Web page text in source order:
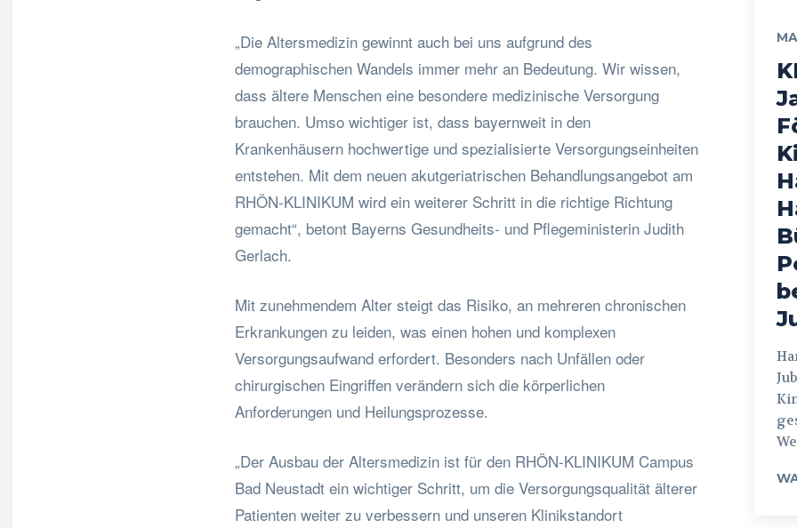
„Die Altersmedizin gewinnt auch bei uns aufgrund des
demographischen Wandels immer mehr an Bedeutung. Wir wissen,
dass ältere Menschen eine besondere medizinische Versorgung
brauchen. Umso wichtiger ist, dass bayernweit in den
Krankenhäusern hochwertige und spezialisierte Versorgungseinheiten
entstehen. Mit dem neuen akutgeriatrischen Behandlungsangebot am
RHÖN-KLINIKUM wird ein weiterer Schritt in die richtige Richtung
gemacht“, betont Bayerns Gesundheits- und Pflegeministerin Judith
Gerlach.
Mit zunehmendem Alter steigt das Risiko, an mehreren chronischen
Erkrankungen zu leiden, was einen hohen und komplexen
Versorgungsaufwand erfordert. Besonders nach Unfällen oder
chirurgischen Eingriffen verändern sich die körperlichen
Anforderungen und Heilungsprozesse.
„Der Ausbau der Altersmedizin ist für den RHÖN-KLINIKUM Campus
Bad Neustadt ein wichtiger Schritt, um die Versorgungsqualität älterer
Patienten weiter zu verbessern und unseren Klinikstandort